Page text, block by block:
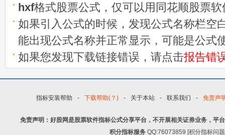
hxf格式股票公式，仅可以用同花顺股票
如果引入公式的时候，发现公式名称栏空
能出现公式名称并正常显示，可能是公式
如果您发现下载链接错误，请点击报告错
指标安装帮助 - 下载帮助(？) - 关于本站 - 联系我们 - 免责声
免责声明：好股网是股票软件指标公式分享平台，不开展相关证券业务，平
积分指标服务 QQ:76073859 [积分指标问